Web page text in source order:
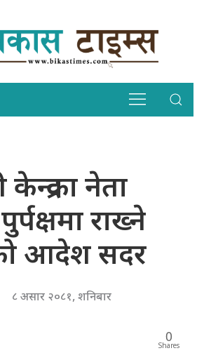
नेता
राख्ने
आदेश सदर
८ असार २०८१, शनिबार
0
Shares